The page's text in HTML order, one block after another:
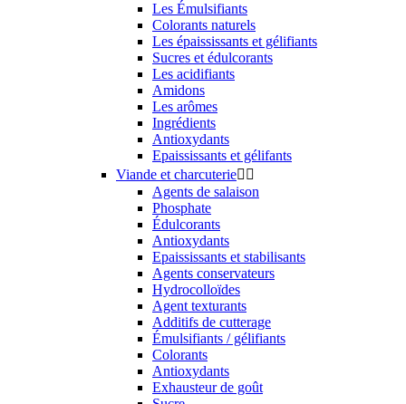
Les Émulsifiants
Colorants naturels
Les épaississants et gélifiants
Sucres et édulcorants
Les acidifiants
Amidons
Les arômes
Ingrédients
Antioxydants
Epaississants et gélifants
Viande et charcuterie 
Agents de salaison
Phosphate
Édulcorants
Antioxydants
Epaississants et stabilisants
Agents conservateurs
Hydrocolloïdes
Agent texturants
Additifs de cutterage
Émulsifiants / gélifiants
Colorants
Antioxydants
Exhausteur de goût